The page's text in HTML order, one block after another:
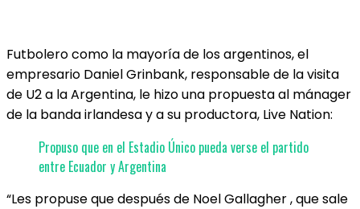
Futbolero como la mayoría de los argentinos, el
empresario Daniel Grinbank, responsable de la visita
de U2 a la Argentina, le hizo una propuesta al mánager
de la banda irlandesa y a su productora, Live Nation:
Propuso que en el Estadio Único pueda verse el partido
entre Ecuador y Argentina
“Les propuse que después de Noel Gallagher , que sale